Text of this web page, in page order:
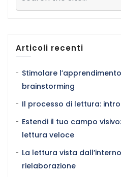
Articoli recenti
Stimolare
brainstorming
Il processo di lettura:
Estendi il tuo campo
lettura veloce
La lettura vista
rielaborazione